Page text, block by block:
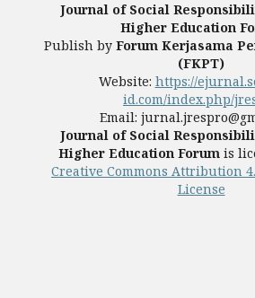
Journal of Social
Higher Education
Publish byForum Kerjasama
(FKPT)
Website: https://
id.com/index.php/
Email:
Journal of Social
Higher Education Forumis
Creative Commons Attribution
License